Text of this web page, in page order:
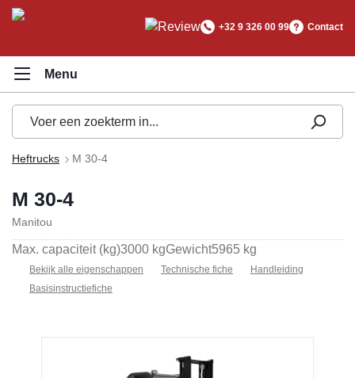
+32 9 326 00 99 Contact
Heftrucks M 30-4
M 30-4
Manitou
Max. capaciteit (kg)3000 kgGewicht5965 kg
Bekijk alle eigenschappen Technische fiche
Handleiding
Basisinstructiefiche